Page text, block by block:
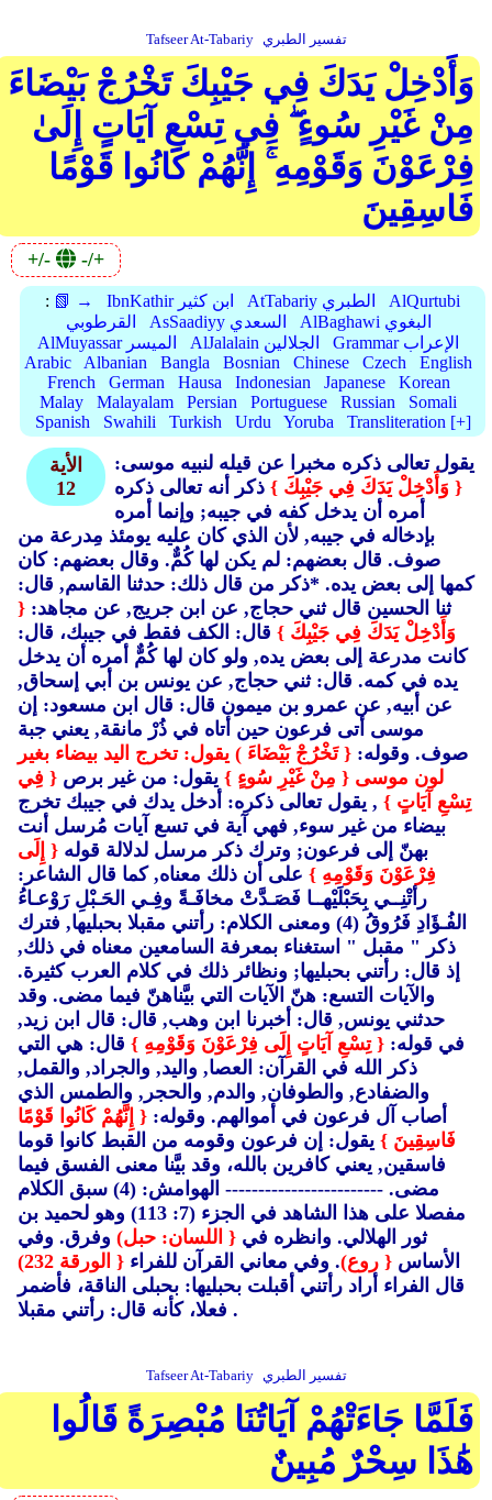
Tafseer At-Tabariy تفسير الطبري
وَأَدْخِلْ يَدَكَ فِي جَيْبِكَ تَخْرُجْ بَيْضَاءَ
مِنْ غَيْرِ سُوءٍ ۖ فِي تِسْعِ آيَاتٍ إِلَىٰ
فِرْعَوْنَ وَقَوْمِهِ ۚ إِنَّهُمْ كَانُوا قَوْمًا
فَاسِقِينَ
+/- -/+
: 📗 → IbnKathir ابن كثير AtTabariy الطبري
AlQurtubi
القرطوبي
AsSaadiyy السعدي
AlBaghawi البغوي
AlMuyassar الميسر
AlJalalain الجلالين
Grammar الإعراب
Arabic
Albanian Bangla Bosnian Chinese Czech
English
French
German Hausa Indonesian Japanese
Korean
Malay
Malayalam Persian Portuguese Russian
Somali
Spanish
Swahili Turkish Urdu Yoruba Transliteration [+]
الأية
12
يقول تعالى ذكره مخبرا عن قيله لنبيه موسى:
{ وَأَدْخِلْ يَدَكَ فِي جَيْبِكَ } ذكر أنه تعالى ذكره
أمره أن يدخل كفه في جيبه; وإنما أمره
بإدخاله في جيبه, لأن الذي كان عليه يومئذ مِدرعة من
صوف. قال بعضهم: لم يكن لها كُمٌّ. وقال بعضهم: كان
كمها إلى بعض يده. *ذكر من قال ذلك: حدثنا القاسم, قال:
ثنا الحسين قال ثني حجاج, عن ابن جريج, عن مجاهد: {
وَأَدْخِلْ يَدَكَ فِي جَيْبِكَ } قال: الكف فقط في جيبك، قال:
كانت مدرعة إلى بعض يده, ولو كان لها كُمٌّ أمره أن يدخل
يده في كمه. قال: ثني حجاج, عن يونس بن أبي إسحاق,
عن أبيه, عن عمرو بن ميمون قال: قال ابن مسعود: إن
موسى أتى فرعون حين أتاه في ذُرْ مانقة, يعني جبة
صوف. وقوله: { تَخْرُجْ بَيْضَاءَ ) يقول: تخرج اليد بيضاء بغير
لون موسى { مِنْ غَيْرِ سُوءٍ } يقول: من غير برص { فِي
تِسْعِ آيَاتٍ } , يقول تعالى ذكره: أدخل يدك في جيبك تخرج
بيضاء من غير سوء, فهي آية في تسع آيات مُرسل أنت
بهنّ إلى فرعون; وترك ذكر مرسل لدلالة قوله { إِلَى
فِرْعَوْنَ وَقَوْمِهِ } على أن ذلك معناه, كما قال الشاعر:
رأتْنِــي بِحَبْلَيْهــا فَصَـدَّتْ مخافَـةً وفِـي الحَـبْلِ رَوْعـاءُ
الفُـؤَادِ فَرُوقُ (4)
ومعنى الكلام: رأتني مقبلا بحبليها, فترك
ذكر " مقبل " استغناء بمعرفة السامعين معناه في ذلك,
إذ قال: رأتني بحبليها; ونظائر ذلك في كلام العرب كثيرة.
والآيات التسع: هنّ الآيات التي بيَّناهنّ فيما مضى. وقد
حدثني يونس, قال: أخبرنا ابن وهب, قال: قال ابن زيد,
في قوله: { تِسْعِ آيَاتٍ إِلَى فِرْعَوْنَ وَقَوْمِهِ } قال: هي التي
ذكر الله في القرآن: العصا, واليد, والجراد, والقمل,
والضفادع, والطوفان, والدم, والحجر, والطمس الذي
أصاب آل فرعون في أموالهم. وقوله: { إِنَّهُمْ كَانُوا قَوْمًا
فَاسِقِينَ } يقول: إن فرعون وقومه من القبط كانوا قوما
فاسقين, يعني كافرين بالله، وقد بيَّنا معنى الفسق فيما
مضى. ------------------------ الهوامش: (4)
سبق الكلام
مفصلا على هذا الشاهد في الجزء (7: 113)
وهو لحميد بن
ثور الهلالي. وانظره في { اللسان: حبل) وفرق. وفي
الأساس { روع). وفي معاني القرآن للفراء { الورقة 232)
قال الفراء أراد رأتني أقبلت بحبليها: بحبلى الناقة، فأضمر
فعلا، كأنه قال: رأتني مقبلا .
Tafseer At-Tabariy تفسير الطبري
فَلَمَّا جَاءَتْهُمْ آيَاتُنَا مُبْصِرَةً قَالُوا
هَٰذَا سِحْرٌ مُبِينٌ